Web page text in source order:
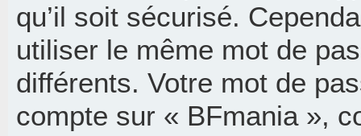
qu’il soit sécurisé.
utiliser le même mot de
différents. Votre mot de
compte sur « BFmania »,